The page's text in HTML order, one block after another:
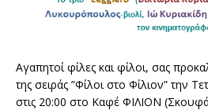
Αγαπητοί φίλες και φίλοι, σας
της σειράς ”Φίλοι στο Φίλιον” την
στις 20:00 στο Καφέ ΦΙΛΙΟΝ